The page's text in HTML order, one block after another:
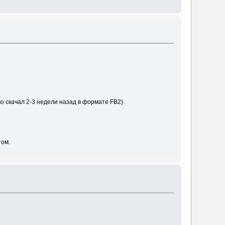
скачал 2-3 недели назад в формате FB2).